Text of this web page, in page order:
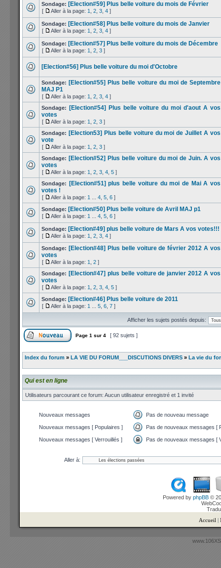
Sondage: [Election#59] Plus belle voiture du mois de Février
[ Aller à la page: 1 2 3 4 ]
Sondage: [Election#58] Plus belle voiture du mois de Janvier
[ Aller à la page: 1 2 3 4 ]
Sondage: [Election#57] Plus belle voiture du mois de Décembre
[ Aller à la page: 1 2 3 ]
[Election#56] Plus belle voiture du moi d'Octobre
Sondage: [Election#55] Plus belle voiture du moi de Septembre
MAJ P1
[ Aller à la page: 1 2 3 4 ]
Sondage:
[Election#54] Plus belle voiture du moi d'aout A vos
votes
[ Aller à la page: 1 2 3 ]
Sondage: [Election53] Plus belle voiture du moi de Juillet A vos
vote
[ Aller à la page: 1 2 3 ]
Sondage: [Election#52] Plus belle voiture du moi de Juin. A vos
votes
[ Aller à la page: 1 2 3 4 5 ]
Sondage:
[Election#51] plus belle voiture du moi de Mai A vos
votes !
[ Aller à la page: 1 4 5 6 ]
Sondage: [Election#50] Plus belle voiture de Avril MAJ p1
[ Aller à la page: 1 4 5 6 ]
Sondage: [Election#49] plus belle voiture de Mars A vos votes!!!
[ Aller à la page: 1 2 3 4 ]
Sondage: [Election#48] Plus belle voiture de février 2012 A vos
votes
[ Aller à la page: 1 2 ]
Sondage: [Election#47] plus belle voiture de janvier 2012 A vos
votes
[ Aller à la page: 1 2 3 4 5 ]
Sondage: [Election#46] Plus belle voiture de 2011
[ Aller à la page: 1 5 6 7 ]
Afficher les sujets postés depuis:
Page 1 sur 4 [ 92 sujets ]
Index du forum » LA VIE DU FORUM___DISCUTIONS DIVERS » La vie du
Qui est en ligne
Utilisateurs parcourant ce forum: Aucun utilisateur enregistré et 1 invité
Nouveaux messages Pas de nouveau message
Nouveaux messages [ Populaires ] Pas de nouveaux messages [
Nouveaux messages [ Verrouillés ] Pas de nouveaux messages [
Aller à:
Powered by phpBB ©
Accueil |